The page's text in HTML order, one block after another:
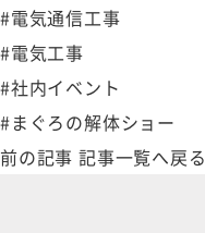
#電気通信工事
#電気工事
#社内イベント
#まぐろの解体ショー
前の記事 記事一覧へ戻る